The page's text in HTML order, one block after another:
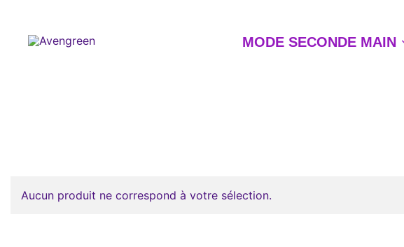
content
MODE SECONDE MAIN
Aucun produit ne correspond à votre sélection.